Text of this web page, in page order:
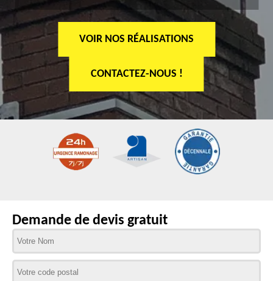
VOIR NOS RÉALISATIONS
CONTACTEZ-NOUS !
Demande de devis gratuit